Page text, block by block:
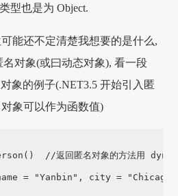
型也是为 Object.
能还不定清楚我想要的是什么,
对象(或曰动态对象), 看一段
象的例子(.NET3.5 开始引入匿
象可以作为函数值)
//返回匿名对象的方法用
= "Yanbin", city =